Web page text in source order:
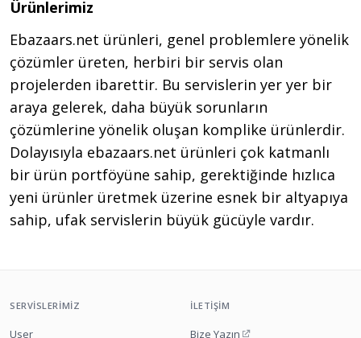
Ürünlerimiz
Ebazaars.net ürünleri, genel problemlere yönelik
çözümler üreten, herbiri bir servis olan
projelerden ibarettir. Bu servislerin yer yer bir
araya gelerek, daha büyük sorunların
çözümlerine yönelik oluşan komplike ürünlerdir.
Dolayısıyla ebazaars.net ürünleri çok katmanlı
bir ürün portföyüne sahip, gerektiğinde hızlıca
yeni ürünler üretmek üzerine esnek bir altyapıya
sahip, ufak servislerin büyük gücüyle vardır.
SERVISLERIMIZ
User
İLETIŞIM
Bize Yazın